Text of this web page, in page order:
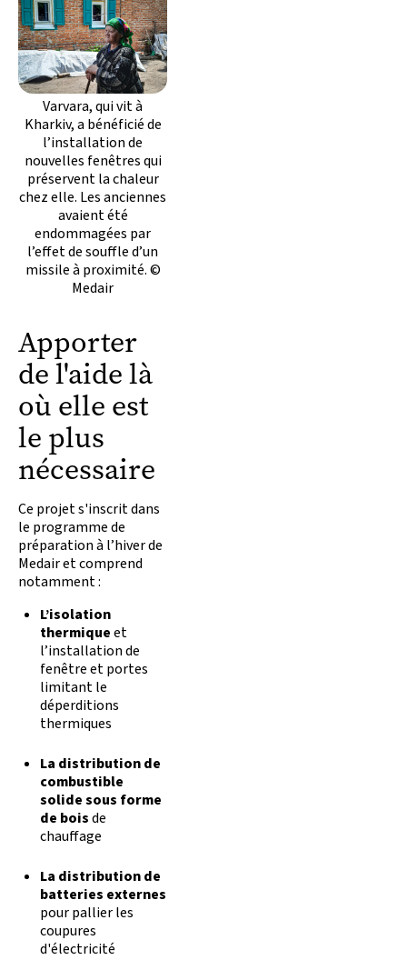
Varvara, qui vit à
Kharkiv, a bénéficié de
l’installation de
nouvelles fenêtres qui
préservent la chaleur
chez elle. Les anciennes
avaient été
endommagées par
l’effet de souffle d’un
missile à proximité. ©
Medair
Apporter
de l'aide là
où elle est
le plus
nécessaire
Ce projet s'inscrit dans
le programme de
préparation à l’hiver de
Medair et comprend
notamment :
L’isolation
thermiqueet
l’installation de
fenêtre et portes
limitant le
déperditions
thermiques
La distribution de
combustible
solide sous forme
de boisde
chauffage
La distribution de
batteries externes
pour pallier les
coupures
d'électricité